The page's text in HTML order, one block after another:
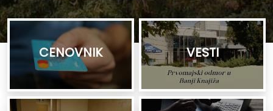
CENOVNIK VESTI